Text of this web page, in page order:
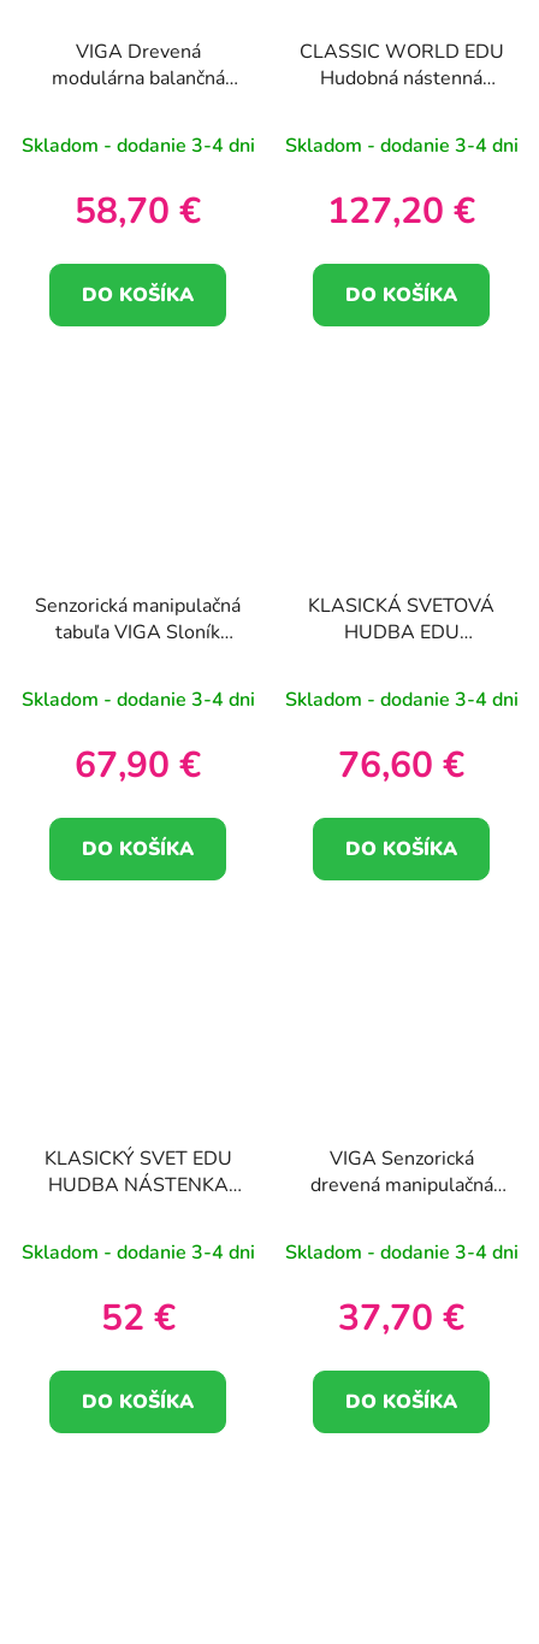
VIGA Drevená
modulárna balančná
Skladom - dodanie 3-4 dni
58,70 €
DO KOŠÍKA
CLASSIC WORLD EDU
Hudobná nástenná
Skladom - dodanie 3-4 dni
127,20 €
DO KOŠÍKA
Senzorická manipulačná
tabuľa VIGA Sloník
Montessori
Skladom - dodanie 3-4 dni
67,90 €
DO KOŠÍKA
KLASICKÁ SVETOVÁ
HUDBA EDU
LISEK
Skladom - dodanie 3-4 dni
76,60 €
DO KOŠÍKA
KLASICKÝ SVET EDU
HUDBA NÁSTENKA
Skladom - dodanie 3-4 dni
52 €
DO KOŠÍKA
VIGA Senzorická
drevená manipulačná
farieb
Skladom - dodanie 3-4 dni
37,70 €
DO KOŠÍKA